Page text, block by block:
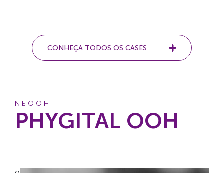
CONHEÇA TODOS OS CASES
NEOOH
PHYGITAL OOH